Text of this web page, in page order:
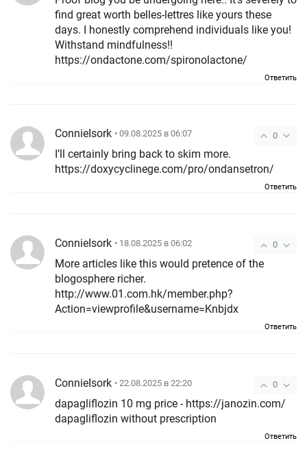
find great worth belles-lettres like yours these
days. I honestly comprehend individuals like you!
Withstand mindfulness!!
https://ondactone.com/spironolactone/
Ответить
0
ConnieIsork • 09.08.2025 в 06:07
I’ll certainly bring back to skim more.
https://doxycyclinege.com/pro/ondansetron/
Ответить
0
ConnieIsork • 18.08.2025 в 06:02
More articles like this would pretence of the
blogosphere richer.
http://www.01.com.hk/member.php?
Action=viewprofile&username=Knbjdx
Ответить
0
ConnieIsork • 22.08.2025 в 22:20
dapagliflozin 10 mg price - https://janozin.com/
dapagliflozin without prescription
Ответить